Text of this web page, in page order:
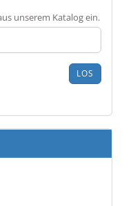
unserem Katalog ein.
LOS